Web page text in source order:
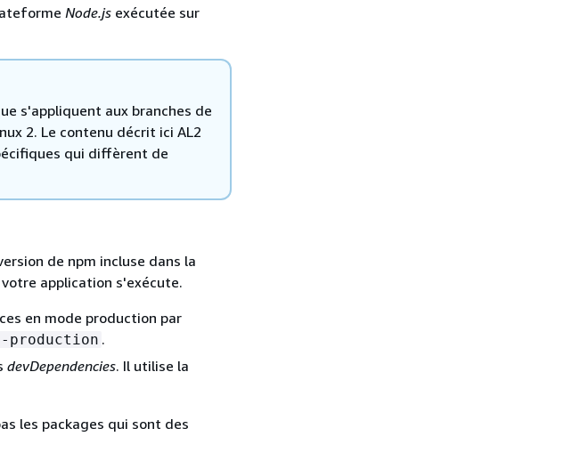
Node.js exécutée sur
s'appliquent aux branches de
2. Le contenu décrit ici AL2
qui diffèrent de
de npm incluse dans la
application s'exécute.
en mode production par
.
devDependencies. Il utilise la
les packages qui sont des